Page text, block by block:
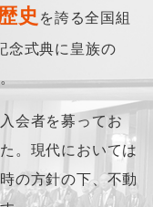
史 を誇る全国組
念式典に 皇族の
会者を募ってお
。 現代においては
の方針の下、不動